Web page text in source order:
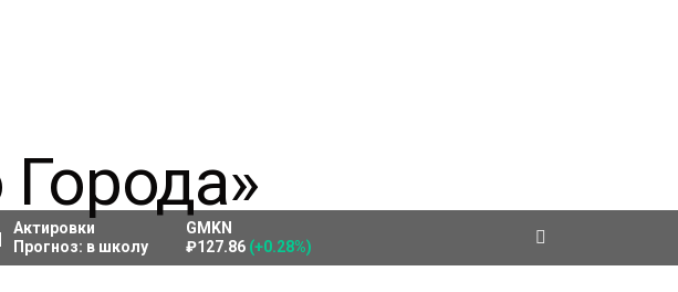
Актировки
Прогноз: в школу
GMKN
₽127.86 (+0.28%)